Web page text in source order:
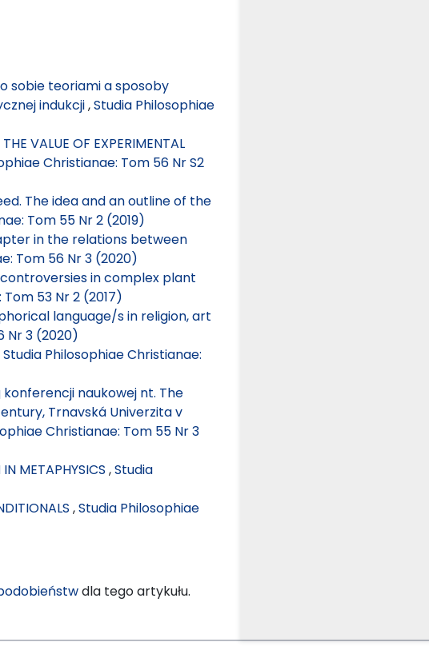
sobie teoriami a sposoby
indukcji,Studia Philosophiae
VALUE OF EXPERIMENTAL
Christianae: Tom 56 Nr S2
The idea and an outline of the
Tom 55 Nr 2 (2019)
in the relations between
Tom 56 Nr 3 (2020)
in complex plant
53 Nr 2 (2017)
language/s in religion, art
Nr 3 (2020)
Studia Philosophiae Christianae:
naukowej nt. The
Trnavská Univerzita v
Christianae: Tom 55 Nr 3
METAPHYSICS ,Studia
,Studia Philosophiae
dla tego artykułu.